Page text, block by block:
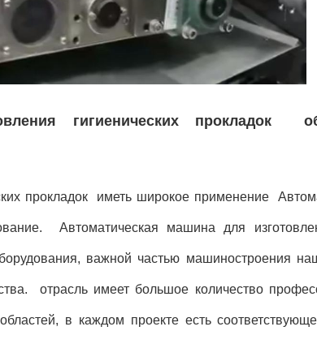
гигиенических прокладок
прокладок иметь широкое применение
Автоматическая машина для
важной частью машиностроения
отрасль имеет большое количество
в каждом проекте есть